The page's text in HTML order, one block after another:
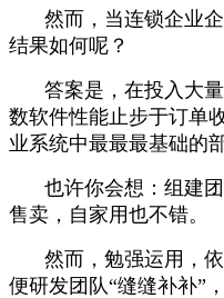
然而，当连锁企业
结果如何呢？
答案是，在投入大
数软件性能止步于订单
业系统中最最最基础的部
也许你会想：组建
售卖，自家用也不错。
然而，勉强运用，
便研发团队“缝缝补补”